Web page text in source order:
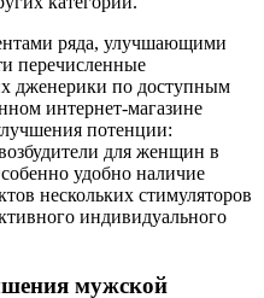
ряда, улучшающими
перечисленные
дженерики по доступным
интернет-магазине
потенции:
для женщин в
удобно наличие
нескольких стимуляторов
индивидуального
мужской